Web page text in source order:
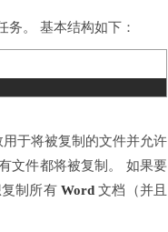
务。 基本结构如下：
用于将被复制的文件并允许
文件都将被复制。 如果要
复制所有Word 文档（并且